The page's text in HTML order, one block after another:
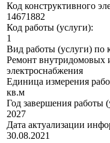
Код конструктивного
14671882
Код работы (услуги):
1
Вид работы (услуги) по
Ремонт внутридомовых
электроснабжения
Единица измерения
кв.м
Год завершения работы
2027
Дата актуализации
30.08.2021